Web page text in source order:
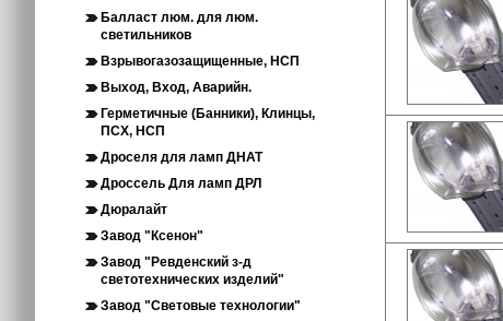
Балласт люм. для люм.
светильников
Взрывогазозащищенные, НСП
Выход, Вход, Аварийн.
Герметичные (Банники), Клинцы,
ПСХ, НСП
Дроселя для ламп ДНАТ
Дроссель Для ламп ДРЛ
Дюралайт
Завод "Ксенон"
Завод "Ревденский з-д
светотехнических изделий"
Завод "Световые технологии"